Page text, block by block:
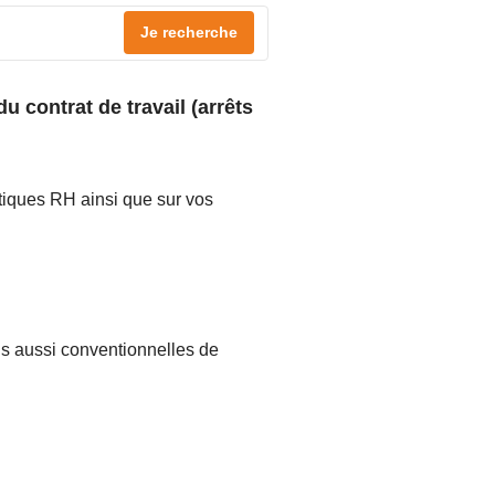
Je recherche
contrat de travail (arrêts
RH ainsi que sur vos
aussi conventionnelles de